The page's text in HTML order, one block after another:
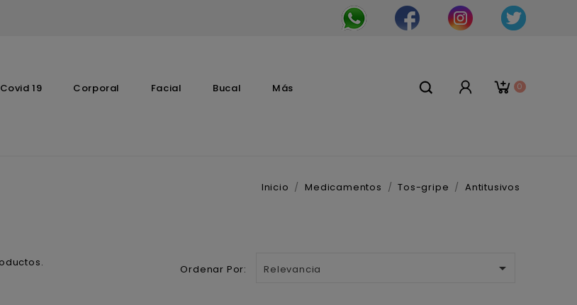
0
Covid 19 Corporal Facial Bucal Más
Inicio Medicamentos Tos-gripe Antitusivos
Ordenar Por: Relevancia 